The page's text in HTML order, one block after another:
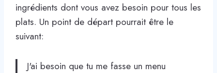
ingrédients dont vous avez besoin pour tous les
plats. Un point de départ pourrait être le
suivant:
J'ai besoin que tu me fasse un menu